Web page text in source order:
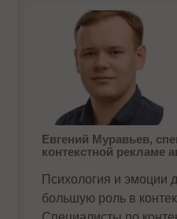
Евгений Муравьев,
контекстной рекламе
Психология и эмоции
большую роль в